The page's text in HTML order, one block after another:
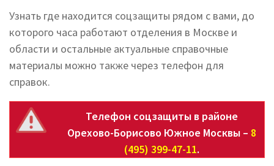
Узнать где находится соцзащиты рядом с вами, до
которого часа работают отделения в Москве и
области и остальные актуальные справочные
материалы можно также через телефон для
справок.
Телефон соцзащиты в районе
Орехово-Борисово Южное Москвы – 8
(495) 399-47-11.